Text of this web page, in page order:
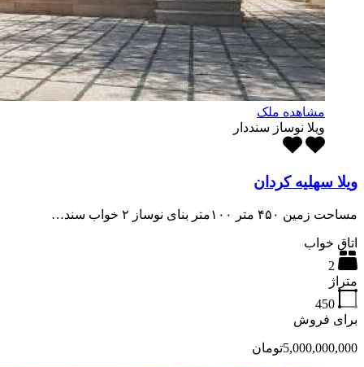
مشاهده ملک
ویلا نوساز سنددار
ویلا سهلیه کردان
مساحت زمین ۴۵۰ متر ۱۰۰متر بنای نوساز ۲ خواب سند…
اتاق خواب
2
متراژ
450
برای فروش
5,000,000,000تومان